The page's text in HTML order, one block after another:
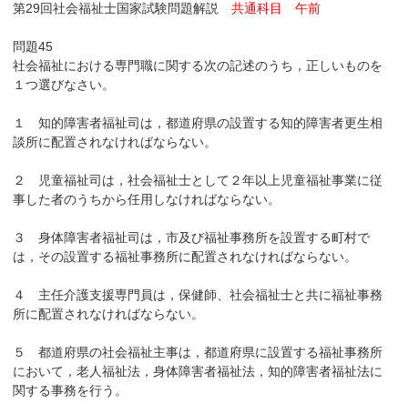
第29回社会福祉士国家試験問題解説共通科目 午前
問題45
社会福祉における専門職に関する次の記述のうち，正しいものを
１つ選びなさい。
１ 知的障害者福祉司は，都道府県の設置する知的障害者更生相
談所に配置されなければならない。
２ 児童福祉司は，社会福祉士として２年以上児童福祉事業に従
事した者のうちから任用しなければならない。
３ 身体障害者福祉司は，市及び福祉事務所を設置する町村で
は，その設置する福祉事務所に配置されなければならない。
４ 主任介護支援専門員は，保健師、社会福祉士と共に福祉事務
所に配置されなければならない。
５ 都道府県の社会福祉主事は，都道府県に設置する福祉事務所
において，老人福祉法，身体障害者福祉法，知的障害者福祉法に
関する事務を行う。